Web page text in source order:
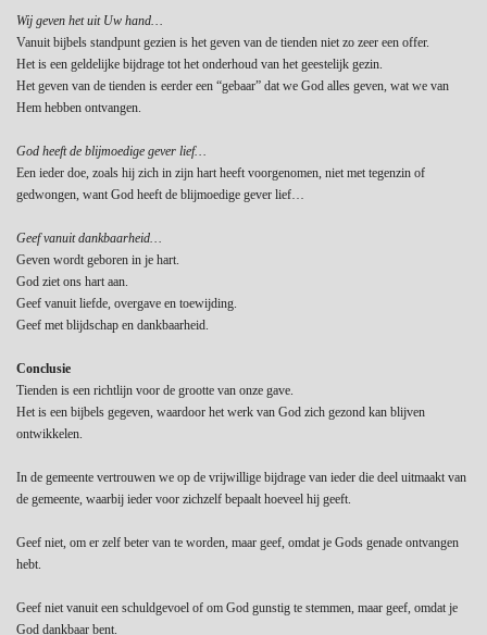
Wij geven het uit Uw hand…
Vanuit bijbels standpunt gezien is het geven van de tienden niet zo zeer een offer.
Het is een geldelijke bijdrage tot het onderhoud van het geestelijk gezin.
Het geven van de tienden is eerder een “gebaar” dat we God alles geven, wat we van
Hem hebben ontvangen.
God heeft de blijmoedige gever lief…
Een ieder doe, zoals hij zich in zijn hart heeft voorgenomen, niet met tegenzin of
gedwongen, want God heeft de blijmoedige gever lief…
Geef vanuit dankbaarheid…
Geven wordt geboren in je hart.
God ziet ons hart aan.
Geef vanuit liefde, overgave en toewijding.
Geef met blijdschap en dankbaarheid.
Conclusie
Tienden is een richtlijn voor de grootte van onze gave.
Het is een bijbels gegeven, waardoor het werk van God zich gezond kan blijven
ontwikkelen.
In de gemeente vertrouwen we op de vrijwillige bijdrage van ieder die deel uitmaakt van
de gemeente, waarbij ieder voor zichzelf bepaalt hoeveel hij geeft.
Geef niet, om er zelf beter van te worden, maar geef, omdat je Gods genade ontvangen
hebt.
Geef niet vanuit een schuldgevoel of om God gunstig te stemmen, maar geef, omdat je
God dankbaar bent.